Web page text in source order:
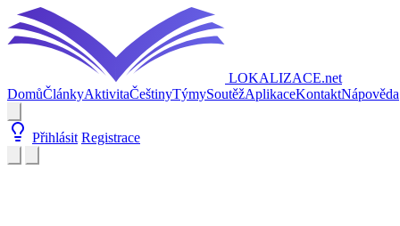
LOKALIZACE.net
DomůČlánkyAktivitaČeštinyTýmySoutěžAplikaceKontaktNápověda
Přihlásit Registrace